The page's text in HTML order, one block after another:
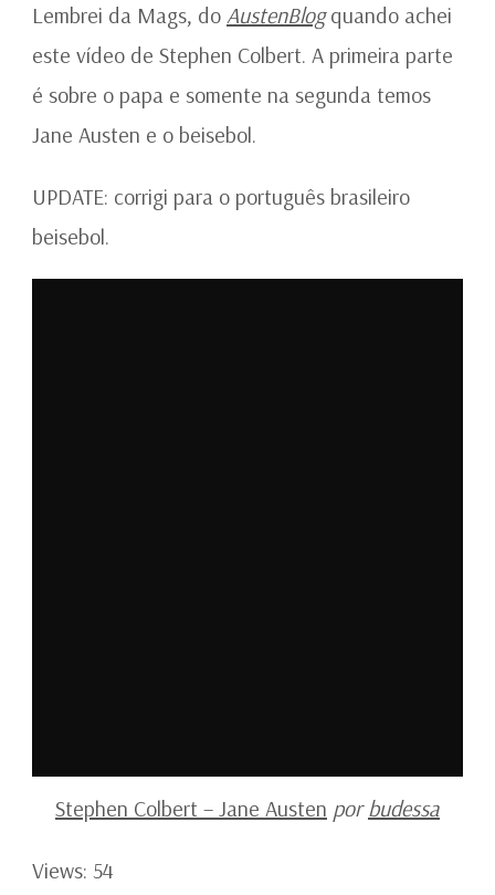
Lembrei da Mags, do AustenBlogquando achei
este vídeo de Stephen Colbert. A primeira parte
é sobre o papa e somente na segunda temos
Jane Austen e o beisebol.
UPDATE: corrigi para o português brasileiro
beisebol.
Stephen Colbert – Jane Austen porbudessa
Views: 54